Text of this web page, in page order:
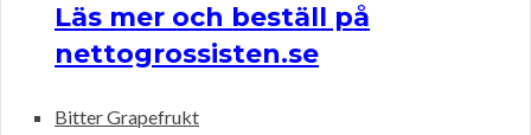
Läs mer och beställ på
nettogrossisten.se
Bitter Grapefrukt